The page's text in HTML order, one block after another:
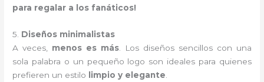
para regalar a los fanáticos!
5. Diseños minimalistas
A veces, menos es más. Los diseños sencillos con una
sola palabra o un pequeño logo son ideales para quienes
prefieren un estilo
limpio y elegante.